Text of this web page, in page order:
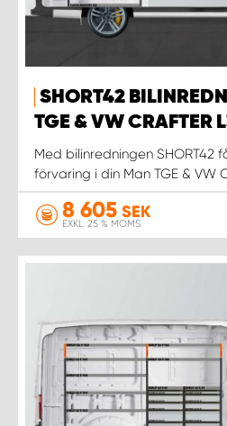
SHORT42
TGE & VW CRAFTER
Med bilinredningen SHORT42
förvaring i din Man TGE & VW
8 605 SEK
EXKL. 25 % MOMS